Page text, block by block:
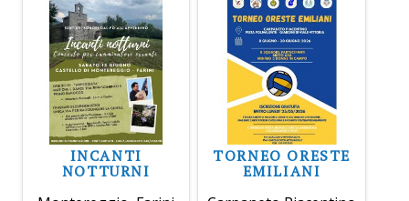
INCANTI
NOTTURNI
TORNEO ORESTE
EMILIANI